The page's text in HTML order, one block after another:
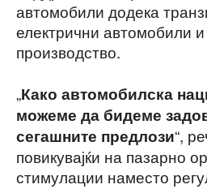
автомобили додека
електрични автомобили
производство.
„Како автомобилска
можеме да бидеме
сегашните предлози“,
повикувајќи на пазарно
стимулации наместо